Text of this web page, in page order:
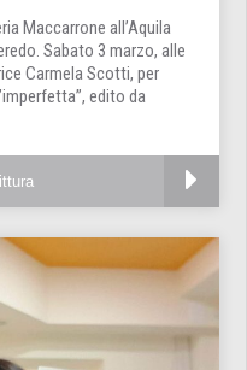
Maccarrone all’Aquila
Sabato 3 marzo, alle
Carmela Scotti, per
edito da